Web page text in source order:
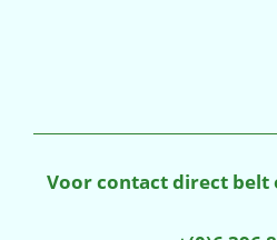
Voor contact direct belt